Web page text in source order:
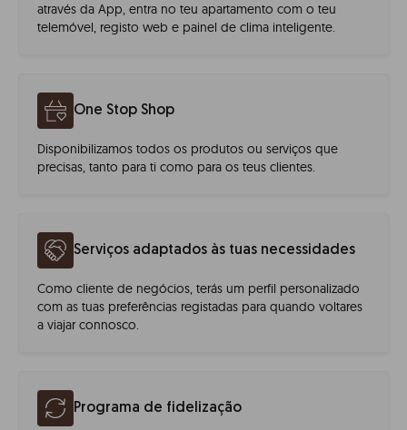
através da App, entra no teu apartamento com o teu
telemóvel, registo web e painel de clima inteligente.
One Stop Shop
Disponibilizamos todos os produtos ou serviços que
precisas, tanto para ti como para os teus clientes.
Serviços adaptados às tuas necessidades
Como cliente de negócios, terás um perfil personalizado
com as tuas preferências registadas para quando voltares
a viajar connosco.
Programa de fidelização